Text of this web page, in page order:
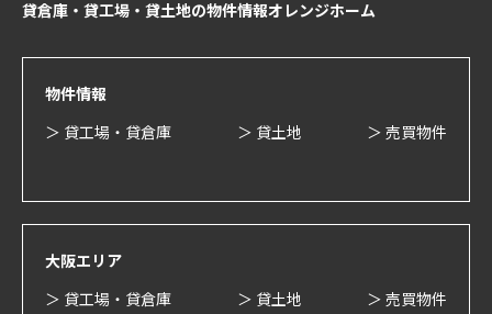
貸倉庫・貸工場・貸土地の物件情報オレンジホーム
物件情報
＞ 貸工場・貸倉庫
＞ 貸土地 ＞ 売買物件
大阪エリア
＞ 貸工場・貸倉庫
＞ 貸土地 ＞ 売買物件